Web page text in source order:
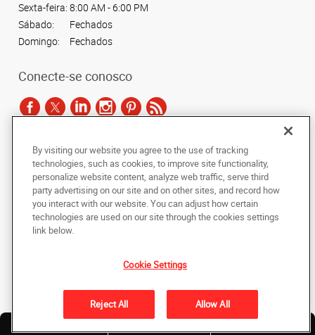
Sexta-feira: 8:00 AM - 6:00 PM
Sábado:
Fechados
Domingo:
Fechados
Conecte-se conosco
Copyright © 2024 AlphaGraphics Printshops do Brasil. Todos os direitos
reservados.
De volta ao topo
Política de Privacidade
De acordo com as leis de direitos autorais, esta documentação não pode ser
copiada, fotocopiada, reproduzida, traduzida ou reduzida a qualquer meio
eletrônico ou forma legível por máquina, no todo ou em parte, sem o
consentimento prévio por escrito da AlphaGraphics Brasil.
By visiting our website you agree to the use of tracking
technologies, such as cookies, to improve site functionality,
personalize website content, analyze web traffic, serve third
party advertising on our site and on other sites, and record how
you interact with our website. You can adjust how certain
technologies are used on our site through the cookies settings
link below.
Cookie Settings
Reject All Allow All